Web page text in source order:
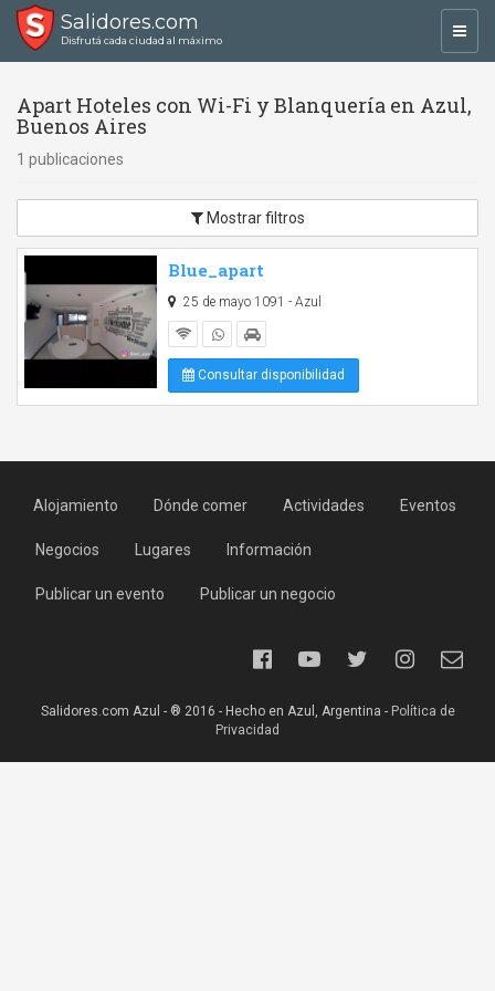
Salidores.com
Disfrutá cada ciudad al máximo
Apart Hoteles con Wi-Fi y Blanquería en Azul,
Buenos Aires
1 publicaciones
Mostrar filtros
Blue_apart
25 de mayo 1091 - Azul
Consultar disponibilidad
Alojamiento Dónde comer Actividades Eventos
Negocios Lugares Información
Publicar un evento Publicar un negocio
Salidores.com Azul - ® 2016 - Hecho en Azul, Argentina - Política de
Privacidad